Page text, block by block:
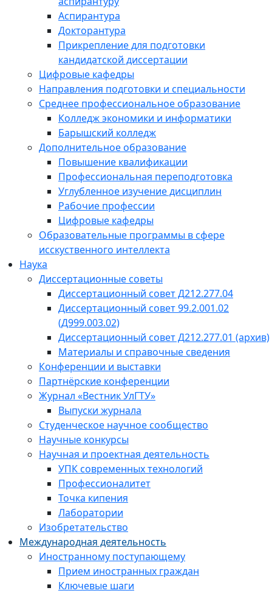
Аспирантура
Докторантура
Прикрепление для подготовки
кандидатской диссертации
Цифровые кафедры
Направления подготовки и специальности
Среднее профессиональное образование
Колледж экономики и информатики
Барышский колледж
Дополнительное образование
Повышение квалификации
Профессиональная переподготовка
Углубленное изучение дисциплин
Рабочие профессии
Цифровые кафедры
Образовательные программы в сфере
исскуственного интеллекта
Наука
Диссертационные советы
Диссертационный совет Д212.277.04
Диссертационный совет 99.2.001.02
(Д999.003.02)
Диссертационный совет Д212.277.01 (архив)
Материалы и справочные сведения
Конференции и выставки
Партнёрские конференции
Журнал «Вестник УлГТУ»
Выпуски журнала
Студенческое научное сообщество
Научные конкурсы
Научная и проектная деятельность
УПК современных технологий
Профессионалитет
Точка кипения
Лаборатории
Изобретательство
Международная деятельность
Иностранному поступающему
Прием иностранных граждан
Ключевые шаги